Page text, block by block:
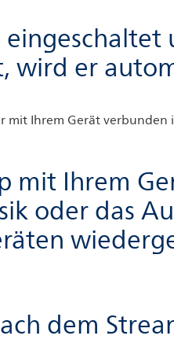
wird er
mit Ihrem Gerät verbunden
mit Ihrem
oder das
dem